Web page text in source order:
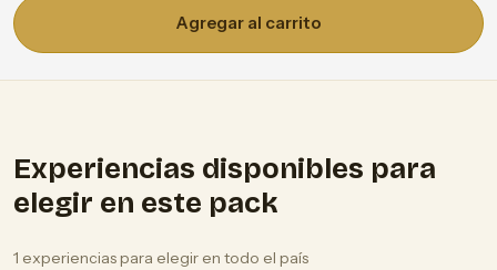
Agregar al carrito
Experiencias disponibles para
elegir en este pack
1 experiencias para elegir en todo el país